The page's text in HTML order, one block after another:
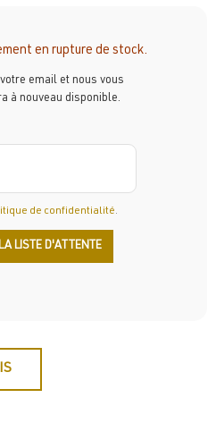
en rupture de stock.
email et nous vous
à nouveau disponible.
de confidentialité.